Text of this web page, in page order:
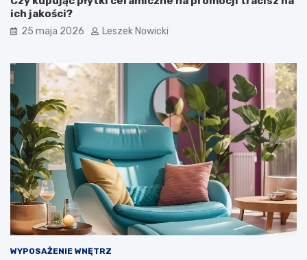
ich jakości?
25 maja 2026 Leszek Nowicki
WYPOSAŻENIE WNĘTRZ